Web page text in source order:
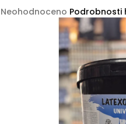
Průměrné
Neohodnoceno Podrobnosti